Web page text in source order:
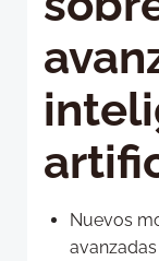
Nuevos